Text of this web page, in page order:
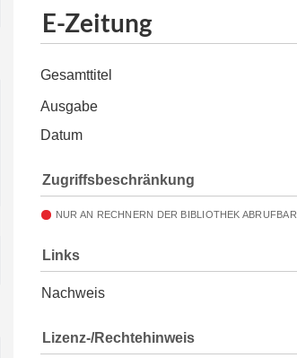
E-Zeitung
Gesamttitel
Ausgabe
Datum
Zugriffsbeschränkung
NUR AN RECHNERN DER BIBLIOTHEK ABRUFBAR
Links
Nachweis
Lizenz-/Rechtehinweis